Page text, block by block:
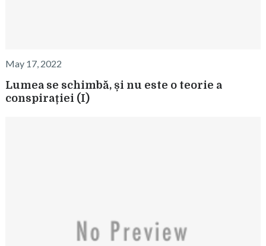
May 17, 2022
Lumea se schimbă, și nu este o teorie a
conspirației (I)